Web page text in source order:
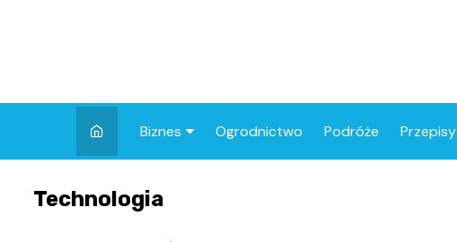
Biznes Ogrodnictwo Podróże Przepisy
Technologia